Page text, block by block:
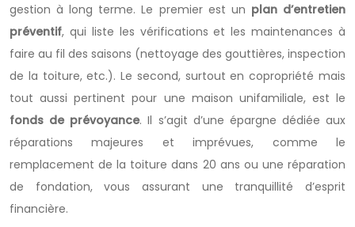
gestion à long terme. Le premier est un plan d’entretien
préventif, qui liste les vérifications et les maintenances à
faire au fil des saisons (nettoyage des gouttières, inspection
de la toiture, etc.). Le second, surtout en copropriété mais
tout aussi pertinent pour une maison unifamiliale, est le
fonds de prévoyance. Il s’agit d’une épargne dédiée aux
réparations majeures et imprévues, comme le
remplacement de la toiture dans 20 ans ou une réparation
de fondation, vous assurant une tranquillité d’esprit
financière.